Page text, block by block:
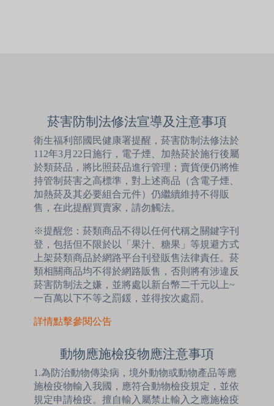
菸害防制法修法宣導及注意事項
衛生福利部國民健康署提醒，菸害防制法修法於
112年3月22日施行，電子煙、加熱菸於施行後屬
於類菸品，將比照菸品進行管理；賣貨便仍將惟
持管制菸害之高標準，對上述商品（含電子煙、
加熱菸及其必要組合元件）仍繼續維持不得販
售，在此提醒買賣家，請勿觸法。
※提醒您：菸類商品不得以任何代稱之關鍵字刊
登，包括但不限於以「果汁、糖果」等規避方式
上架菸類商品於網路平台刊登販售法律責任。菸
類相關商品均不得於網路販售，否則將有涉違反
菸害防制法之嫌，並將處以新台幣二千元以上~
一百萬以下不等之罰鍰，並得按次處罰。
詳情點擊參閱公告
動物應施檢疫物應注意事項
1.為防治動物傳染病，境外動物或動物產品等應
施檢疫物輸入我國，應符合動物檢疫規定，並依
規定申請檢疫。擅自輸入屬禁止輸入之應施檢疫